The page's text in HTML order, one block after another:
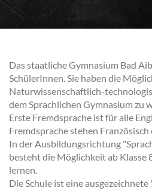
Das staatliche Gymnasium Bad
SchülerInnen. Sie haben die
Naturwissenschaftlich-
dem Sprachlichen Gymnasium zu
Erste Fremdsprache ist für alle
Fremdsprache stehen
In der Ausbildungsrichtung
besteht die Möglichkeit ab Klasse
lernen.
Die Schule ist eine ausgezeichnete